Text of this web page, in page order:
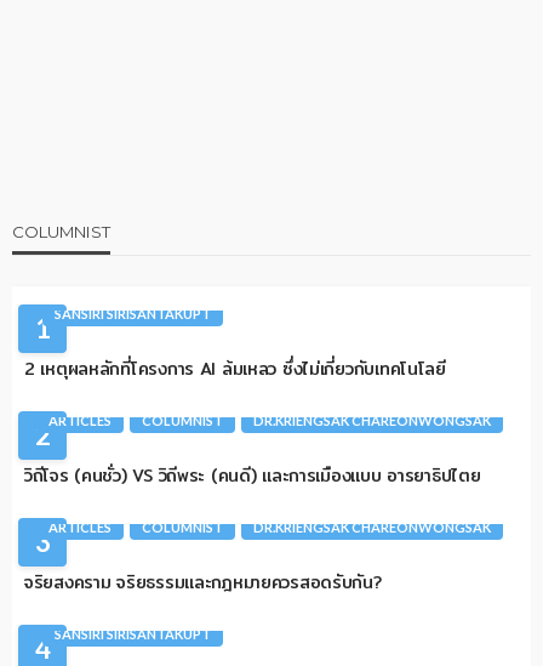
COLUMNIST
1 SANSIRI SIRISANTAKUPT
2 เหตุผลหลักที่โครงการ AI ล้มเหลว ซึ่งไม่เกี่ยวกับเทคโนโลยี
2ARTICLES COLUMNIST DR.KRIENGSAK CHAREONWONGSAK
วิถีโจร (คนชั่ว) VS วิถีพระ (คนดี) และการเมืองแบบ อารยาธิปไตย
3ARTICLES COLUMNIST DR.KRIENGSAK CHAREONWONGSAK
จริยสงคราม จริยธรรมและกฎหมายควรสอดรับกัน?
4 SANSIRI SIRISANTAKUPT